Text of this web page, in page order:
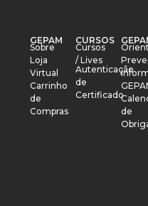
GEPAM
Sobre
Loja
Virtual
Carrinho
de
Compras
CURSOS
Cursos
/ Lives
Autenticação
de
Certificado
de